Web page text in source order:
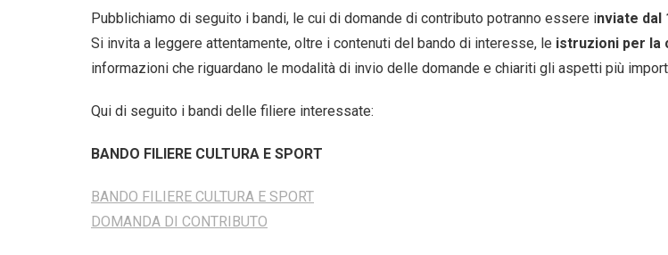
Pubblichiamo di seguito i bandi, le cui di domande di contributo potranno essere inviate dal
Si invita a leggere attentamente, oltre i contenuti del bando di interesse, le istruzioni per la
informazioni che riguardano le modalità di invio delle domande e chiariti gli aspetti più
Qui di seguito i bandi delle filiere interessate:
BANDO FILIERE CULTURA E SPORT
BANDO FILIERE CULTURA E SPORT
DOMANDA DI CONTRIBUTO